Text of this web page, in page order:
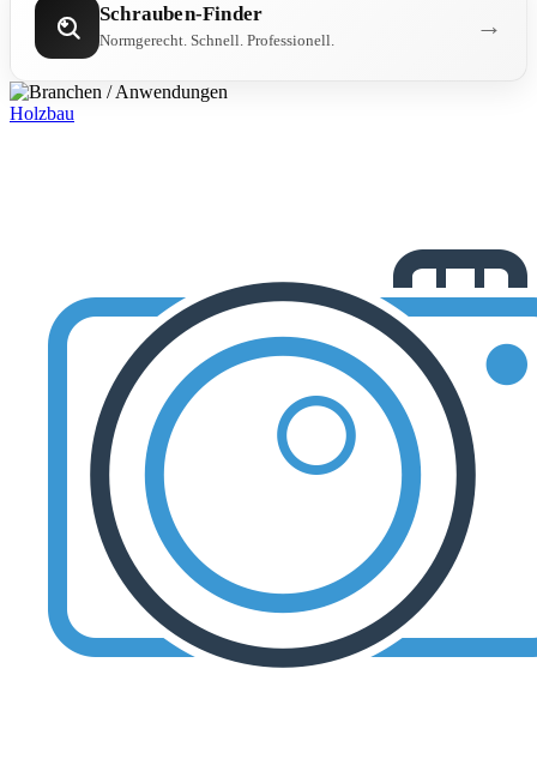
Schrauben-Finder
Normgerecht. Schnell. Professionell. →
Holzbau